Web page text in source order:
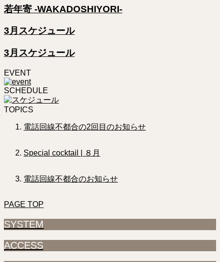
若年寄 -WAKADOSHIYORI-
3月スケジュール
3月スケジュール
EVENT
SCHEDULE
TOPICS
電話回線不都合の2回目のお知らせ
Special cocktail | ８月
電話回線不都合のお知らせ
PAGE TOP
SYSTEM
ACCESS